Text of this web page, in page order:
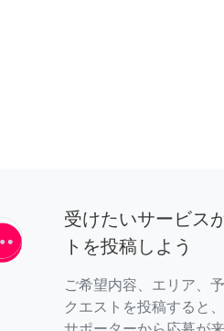
受けたいサービス
トを投稿しよう
ご希望内容、エリア、
クエストを投稿すると